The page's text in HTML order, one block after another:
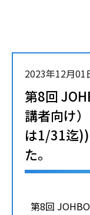
2023年12月01
第8回
講者向け
は1/31迄
た。
第8回